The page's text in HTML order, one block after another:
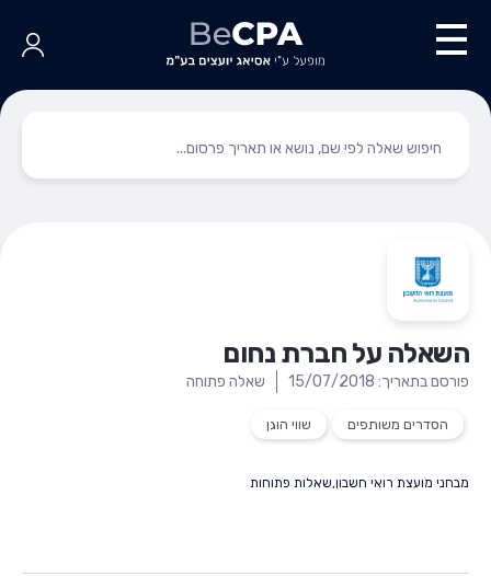
השאלה על חברת נחום
פורסם בתאריך: 15/07/2018 שאלה פתוחה
הסדרים משותפים שווי הוגן
מבחני מועצת רואי חשבון,שאלות פתוחות